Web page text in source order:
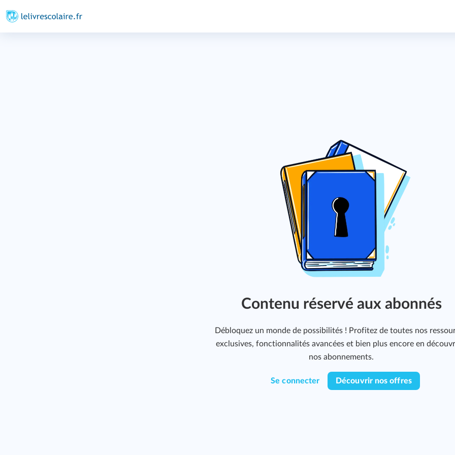
Contenu réservé aux abonnés
Débloquez un monde de possibilités ! Profitez de toutes nos
exclusives, fonctionnalités avancées et bien plus encore en
nos abonnements.
Se connecter Découvrir nos offres